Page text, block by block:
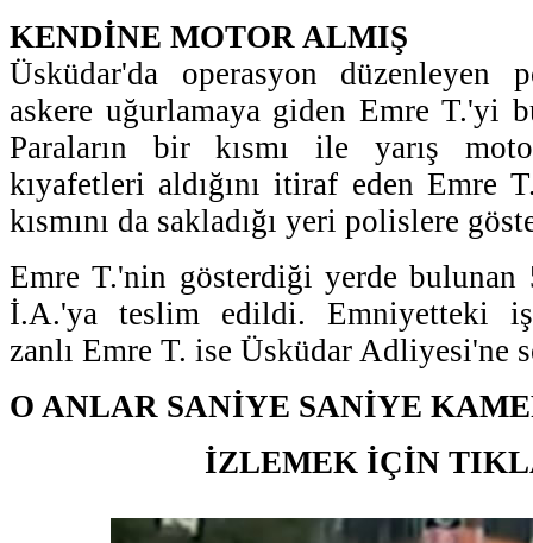
KENDİNE MOTOR ALMIŞ
Üsküdar'da operasyon düzenleyen
askere uğurlamaya giden Emre T.'yi
Paraların bir kısmı ile yarış
kıyafetleri aldığını itiraf eden Emre
kısmını da sakladığı yeri polislere
Emre T.'nin gösterdiği yerde bulunan
İ.A.'ya teslim edildi. Emniyetteki
zanlı Emre T. ise Üsküdar Adliyesi'ne
O ANLAR SANİYE SANİYE
İZLEMEK İÇİN